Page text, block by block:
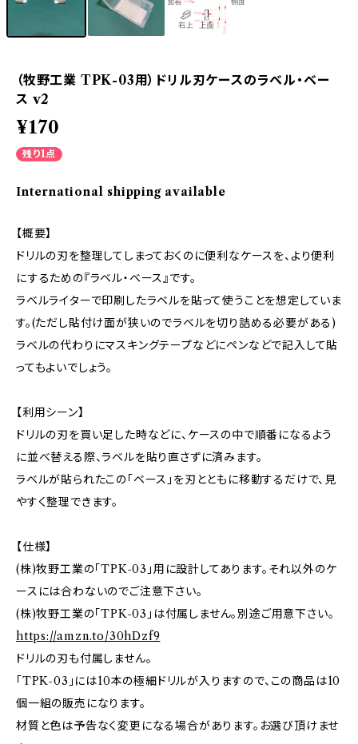
（牧野工業 TPK-03用）ドリル刃ケースのラベル・ベー
ス v2
¥170
残り1点
International shipping available
【概要】
ドリルの刃を整理してしまっておくのに便利なケースを、より便利
にするための『ラベル・ベース』です。
ラベルライターで印刷したラベルを貼って使うことを想定していま
す。(ただし貼付け面が狭いのでラベルを切り詰める必要がある)
ラベルの代わりにマスキングテープなどにペンなどで記入して貼
ってもよいでしょう。
【利用シーン】
ドリルの刃を買い足した時などに、ケースの中で順番になるよう
に並べ替える際、ラベルを貼り直さずに済みます。
ラベルが貼られたこの「ベース」を刃とともに移動するだけで、見
やすく整理できます。
【仕様】
(株)牧野工業の「TPK-03」用に設計してあります。それ以外のケ
ースには合わないのでご注意下さい。
(株)牧野工業の「TPK-03」は付属しません。別途ご用意下さい。
https://amzn.to/30hDzf9
ドリルの刃も付属しません。
「TPK-03」には10本の極細ドリルが入りますので、この商品は10
個一組の販売になります。
材質と色は予告なく変更になる場合があります。お選び頂けませ